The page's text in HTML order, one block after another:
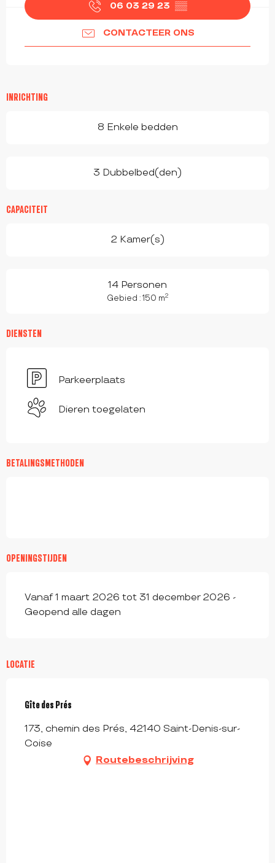
06 03 29 23 ▒▒
CONTACTEER ONS
INRICHTING
8 Enkele bedden
3 Dubbelbed(den)
CAPACITEIT
2 Kamer(s)
14 Personen
Gebied : 150 m2
DIENSTEN
Parkeerplaats
Dieren toegelaten
BETALINGSMETHODEN
OPENINGSTIJDEN
Vanaf 1 maart 2026 tot 31 december 2026 -
Geopend alle dagen
LOCATIE
Gîte des Prés
173, chemin des Prés, 42140 Saint-Denis-sur-
Coise
Routebeschrijving